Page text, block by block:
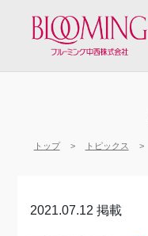
トップ トピックス
2021.07.12 掲載